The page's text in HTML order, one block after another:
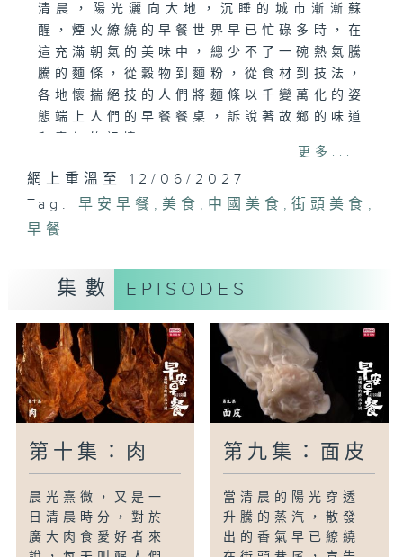
清晨，陽光灑向大地，沉睡的城市漸漸蘇
醒，煙火繚繞的早餐世界早已忙碌多時，在
這充滿朝氣的美味中，總少不了一碗熱氣騰
騰的麵條，從穀物到麵粉，從食材到技法，
各地懷揣絕技的人們將麵條以千變萬化的姿
態端上人們的早餐餐桌，訴說著故鄉的味道
美食介紹:蘭州牛肉麵，
更多...
網上重溫至 12/06/2027
Tag:
早安早餐 , 美食 , 中國美食 ,街頭美食 ,
早餐
集數 EPISODES
第十集：肉
晨光熹微，又是一
日清晨時分，對於
廣大肉食愛好者來
第九集：面皮
當清晨的陽光穿透
升騰的蒸汽，散發
出的香氣早已繚繞